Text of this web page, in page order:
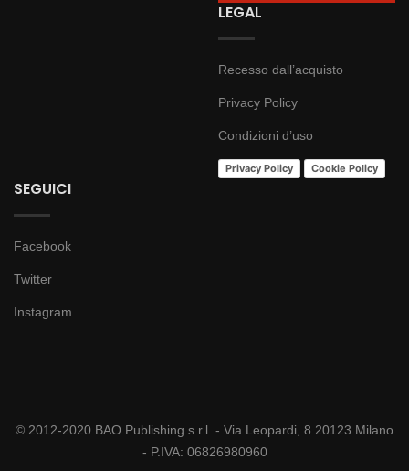
LEGAL
Recesso dall’acquisto
Privacy Policy
Condizioni d’uso
Privacy Policy Cookie Policy
SEGUICI
Facebook
Twitter
Instagram
© 2012-2020 BAO Publishing s.r.l. - Via Leopardi, 8 20123 Milano
- P.IVA: 06826980960